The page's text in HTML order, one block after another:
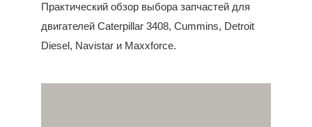
Практический обзор выбора запчастей для
двигателей Caterpillar 3408, Cummins, Detroit
Diesel, Navistar и Maxxforce.